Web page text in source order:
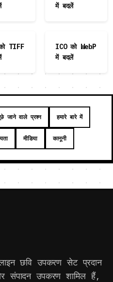
में बदलें
TIFF
ICO को WebP
में बदलें
जाने वाले प्रश्न हमारे बारे में
मीडिया कानूनी
छवि उपकरण सेट प्रदान
संपादन उपकरण शामिल हैं,